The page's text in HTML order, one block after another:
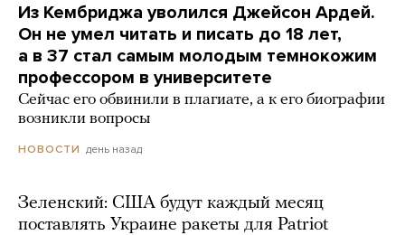
Из Кембриджа уволился Джейсон Ардей.
Он не умел читать и писать до 18 лет,
а в 37 стал самым молодым темнокожим
профессором в университете
Сейчас его обвинили в плагиате, а к его биографии
возникли вопросы
НОВОСТИ день назад
Зеленский: США будут каждый месяц
поставлять Украине ракеты для Patriot